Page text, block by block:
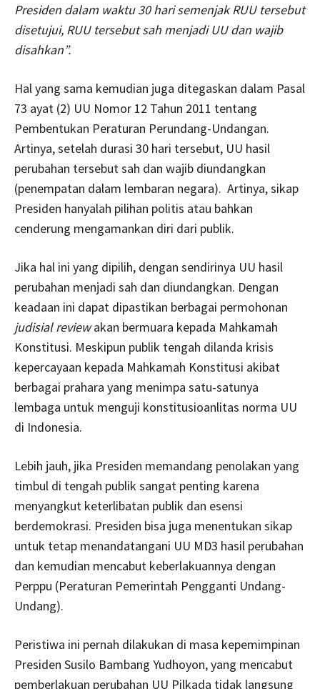
Presiden dalam waktu 30 hari semenjak RUU tersebut
disetujui, RUU tersebut sah menjadi UU dan wajib
disahkan”.
Hal yang sama kemudian juga ditegaskan dalam Pasal
73 ayat (2) UU Nomor 12 Tahun 2011 tentang
Pembentukan Peraturan Perundang-Undangan.
Artinya, setelah durasi 30 hari tersebut, UU hasil
perubahan tersebut sah dan wajib diundangkan
(penempatan dalam lembaran negara). Artinya, sikap
Presiden hanyalah pilihan politis atau bahkan
cenderung mengamankan diri dari publik.
Jika hal ini yang dipilih, dengan sendirinya UU hasil
perubahan menjadi sah dan diundangkan. Dengan
keadaan ini dapat dipastikan berbagai permohonan
judisial reviewakan bermuara kepada Mahkamah
Konstitusi. Meskipun publik tengah dilanda krisis
kepercayaan kepada Mahkamah Konstitusi akibat
berbagai prahara yang menimpa satu-satunya
lembaga untuk menguji konstitusioanlitas norma UU
di Indonesia.
Lebih jauh, jika Presiden memandang penolakan yang
timbul di tengah publik sangat penting karena
menyangkut keterlibatan publik dan esensi
berdemokrasi. Presiden bisa juga menentukan sikap
untuk tetap menandatangani UU MD3 hasil perubahan
dan kemudian mencabut keberlakuannya dengan
Perppu (Peraturan Pemerintah Pengganti Undang-
Undang).
Peristiwa ini pernah dilakukan di masa kepemimpinan
Presiden Susilo Bambang Yudhoyon, yang mencabut
pemberlakuan perubahan UU Pilkada tidak langsung